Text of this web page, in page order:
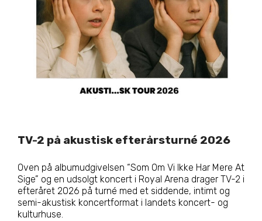
TV-2 på akustisk efterårsturné 2026
Oven på albumudgivelsen “Som Om Vi Ikke Har Mere At
Sige” og en udsolgt koncert i Royal Arena drager TV-2 i
efteråret 2026 på turné med et siddende, intimt og
semi-akustisk koncertformat i landets koncert- og
kulturhuse.